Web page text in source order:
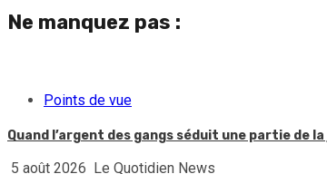
Ne manquez pas :
Points de vue
Quand l’argent des gangs séduit une partie de
5 août 2026 Le Quotidien News